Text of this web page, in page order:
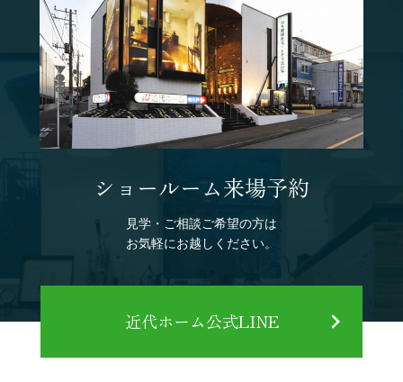
ショールーム来場予約
見学・ご相談ご希望の方は
お気軽にお越しください。
近代ホーム公式LINE